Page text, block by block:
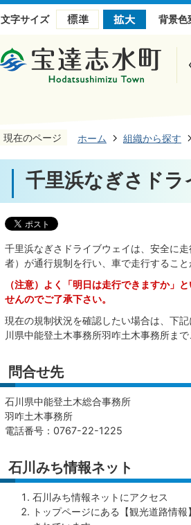
文字サイズ 背景色
現在のページ ホーム 組織から探す
千里浜なぎさド
千里浜なぎさドライブウェイは、安全に
者）が通行規制を行い、車で走行すること
（注意）よく「明日は走行できますか」
せんのでご了承下さい。
現在の規制状況を確認したい場合は、下
川県中能登土木事務所羽咋土木事務所まで
問合せ先
石川県中能登土木総合事務所
羽咋土木事務所
電話番号：0767-22-1225
石川みち情報ネット
石川みち情報ネットにアクセス
トップページにある【観光道路情